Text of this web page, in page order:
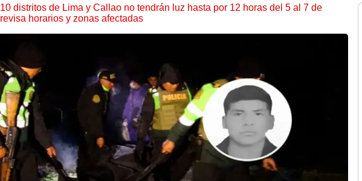
distritos de Lima y Callao no tendrán luz hasta por 12 horas del 5 al 7 de
horarios y zonas afectadas